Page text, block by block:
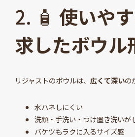
2. 🧴 使いや
求したボウル
リジャストのボウルは、 広くて深いの
水ハネしにくい
洗顔・手洗い・つけ置き洗いが
バケツもラクに入るサイズ感